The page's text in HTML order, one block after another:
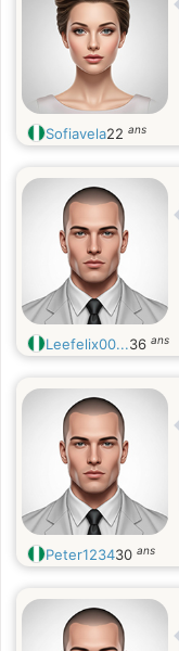
Sofiavela22 ans
Leefelix00...36 ans
Peter123430 ans